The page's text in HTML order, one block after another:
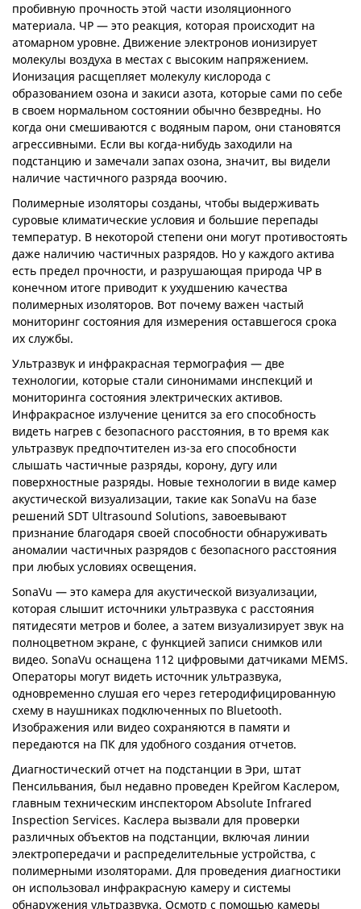
пробивную прочность этой части изоляционного
материала. ЧР — это реакция, которая происходит на
атомарном уровне. Движение электронов ионизирует
молекулы воздуха в местах с высоким напряжением.
Ионизация расщепляет молекулу кислорода с
образованием озона и закиси азота, которые сами по себе
в своем нормальном состоянии обычно безвредны. Но
когда они смешиваются с водяным паром, они становятся
агрессивными. Если вы когда-нибудь заходили на
подстанцию и замечали запах озона, значит, вы видели
наличие частичного разряда воочию.
Полимерные изоляторы созданы, чтобы выдерживать
суровые климатические условия и большие перепады
температур. В некоторой степени они могут противостоять
даже наличию частичных разрядов. Но у каждого актива
есть предел прочности, и разрушающая природа ЧР в
конечном итоге приводит к ухудшению качества
полимерных изоляторов. Вот почему важен частый
мониторинг состояния для измерения оставшегося срока
их службы.
Ультразвук и инфракрасная термография — две
технологии, которые стали синонимами инспекций и
мониторинга состояния электрических активов.
Инфракрасное излучение ценится за его способность
видеть нагрев с безопасного расстояния, в то время как
ультразвук предпочтителен из-за его способности
слышать частичные разряды, корону, дугу или
поверхностные разряды. Новые технологии в виде камер
акустической визуализации, такие как SonaVu на базе
решений SDT Ultrasound Solutions, завоевывают
признание благодаря своей способности обнаруживать
аномалии частичных разрядов с безопасного расстояния
при любых условиях освещения.
SonaVu — это камера для акустической визуализации,
которая слышит источники ультразвука с расстояния
пятидесяти метров и более, а затем визуализирует звук на
полноцветном экране, с функцией записи снимков или
видео. SonaVu оснащена 112 цифровыми датчиками MEMS.
Операторы могут видеть источник ультразвука,
одновременно слушая его через гетеродифицированную
схему в наушниках подключенных по Bluetooth.
Изображения или видео сохраняются в памяти и
передаются на ПК для удобного создания отчетов.
Диагностический отчет на подстанции в Эри, штат
Пенсильвания, был недавно проведен Крейгом Каслером,
главным техническим инспектором Absolute Infrared
Inspection Services. Каслера вызвали для проверки
различных объектов на подстанции, включая линии
электропередачи и распределительные устройства, с
полимерными изоляторами. Для проведения диагностики
он использовал инфракрасную камеру и системы
обнаружения ультразвука. Осмотр с помощью камеры